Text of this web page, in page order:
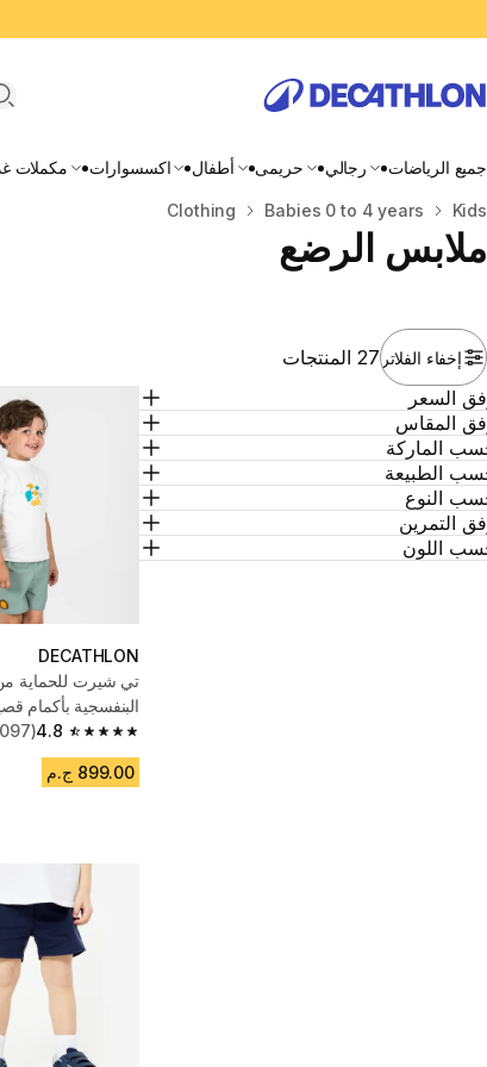
جميع الرياضات رجالي حريمى أطفال اكسسوارات مكملات
المنزل
Kids
Babies 0 to 4 years
Clothing
ملابس الرضع
إخفاء الفلاتر27 المنتجات
السعر
المقاس
الماركة
الطبيعة
النوع
التمرين
اللون
DECATHLON
تي شيرت للحماية
البنفسجية بأكمام
سمك
4.8
4.8 out of 5 stars from 1097 reviews
(1097)
899.00 ج.م